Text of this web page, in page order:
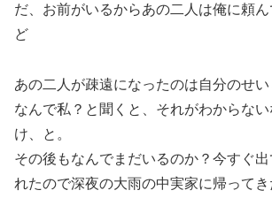
だ、お前がいるからあの二人は俺に頼
ど
あの二人が疎遠になったのは自分のせい
なんで私？と聞くと、それがわからな
け、と。
その後もなんでまだいるのか？今すぐ
れたので深夜の大雨の中実家に帰ってき